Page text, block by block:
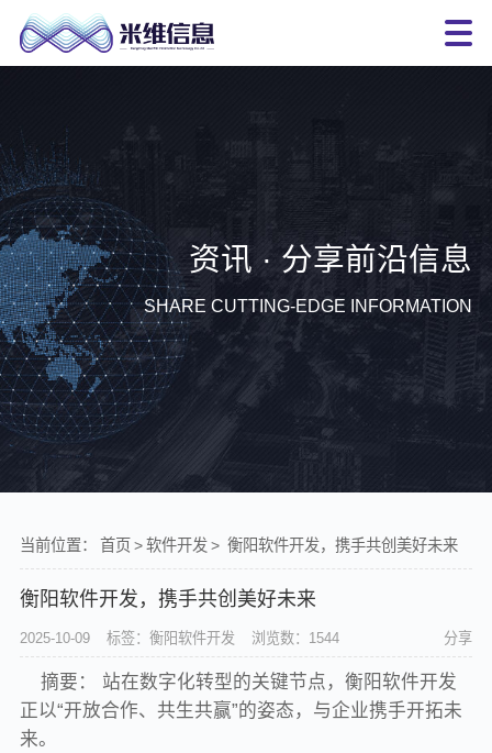
资讯 · 分享前沿信息
SHARE CUTTING-EDGE INFORMATION
当前位置： 首页 >软件开发> 衡阳软件开发，携手共创美好未来
衡阳软件开发，携手共创美好未来
2025-10-09 标签：衡阳软件开发 浏览数：1544 分享
摘要： 站在数字化转型的关键节点，衡阳软件开发
正以“开放合作、共生共赢”的姿态，与企业携手开拓未
来。